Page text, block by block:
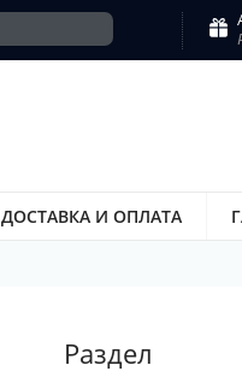
ДОСТАВКА И ОПЛАТА
Раздел